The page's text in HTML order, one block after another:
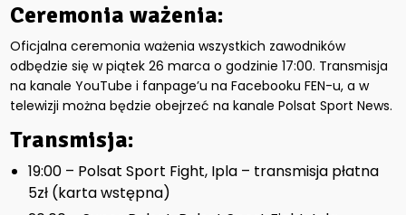
Ceremonia ważenia:
Oficjalna ceremonia ważenia wszystkich zawodników
odbędzie się w piątek 26 marca o godzinie 17:00. Transmisja
na kanale YouTube i fanpage’u na Facebooku FEN-u, a w
telewizji można będzie obejrzeć na kanale Polsat Sport News.
Transmisja:
19:00 – Polsat Sport Fight, Ipla – transmisja płatna
5zł (karta wstępna)